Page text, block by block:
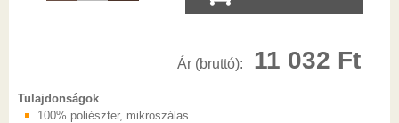
Ár (bruttó): 11 032 Ft
Tulajdonságok
100% poliészter, mikroszálas.